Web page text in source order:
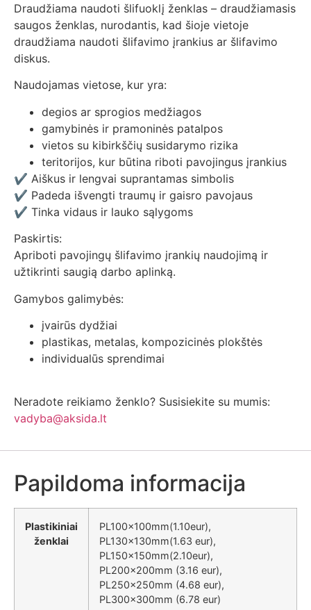
Draudžiama naudoti šlifuoklį ženklas – draudžiamasis
saugos ženklas, nurodantis, kad šioje vietoje
draudžiama naudoti šlifavimo įrankius ar šlifavimo
diskus.
Naudojamas vietose, kur yra:
degios ar sprogios medžiagos
gamybinės ir pramoninės patalpos
vietos su kibirkščių susidarymo rizika
teritorijos, kur būtina riboti pavojingus įrankius
✔ Aiškus ir lengvai suprantamas simbolis
✔ Padeda išvengti traumų ir gaisro pavojaus
✔ Tinka vidaus ir lauko sąlygoms
Paskirtis:
Apriboti pavojingų šlifavimo įrankių naudojimą ir
užtikrinti saugią darbo aplinką.
Gamybos galimybės:
įvairūs dydžiai
plastikas, metalas, kompozicinės plokštės
individualūs sprendimai
Neradote reikiamo ženklo? Susisiekite su mumis:
vadyba@aksida.lt
Papildoma informacija
Plastikiniai
ženklai
PL100x100mm(1.10eur),
PL130x130mm(1.63 eur),
PL150x150mm(2.10eur),
PL200x200mm (3.16 eur),
PL250x250mm (4.68 eur),
PL300x300mm (6.78 eur)